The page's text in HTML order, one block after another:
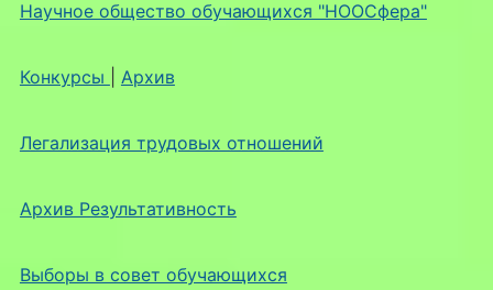
Научное общество обучающихся "НООСфера"
Конкурсы Архив
Легализация трудовых отношений
Архив Результативность
Выборы в совет обучающихся